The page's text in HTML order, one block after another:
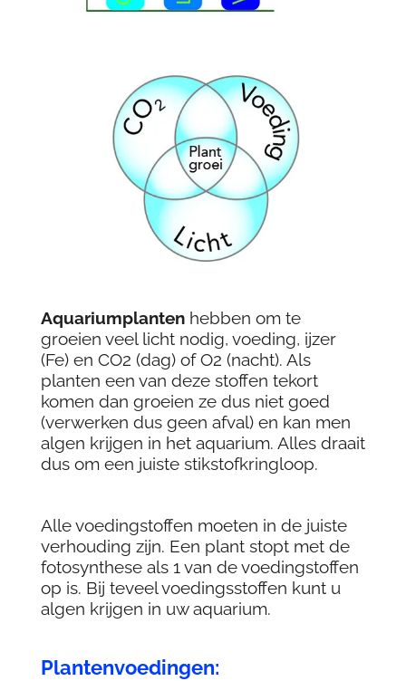
Aquariumplantenhebben om te
groeien veel licht nodig, voeding, ijzer
(Fe) en CO2 (dag) of O2 (nacht). Als
planten een van deze stoffen tekort
komen dan groeien ze dus niet goed
(verwerken dus geen afval) en kan men
algen krijgen in het aquarium. Alles draait
dus om een juiste stikstofkringloop.
Alle voedingstoffen moeten in de juiste
verhouding zijn. Een plant stopt met de
fotosynthese als 1 van de voedingstoffen
op is. Bij teveel voedingsstoffen kunt u
algen krijgen in uw aquarium.
Plantenvoedingen: